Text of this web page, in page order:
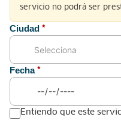
servicio no podrá ser
Ciudad *
Fecha *
Entiendo que este
Normatividad